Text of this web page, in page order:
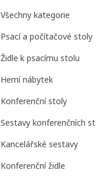
Všechny kategorie
Psací a počítačové stoly
Židle k psacímu stolu
Herní nábytek
Konferenční stoly
Sestavy konferenčních
Kancelářské sestavy
Konferenční židle